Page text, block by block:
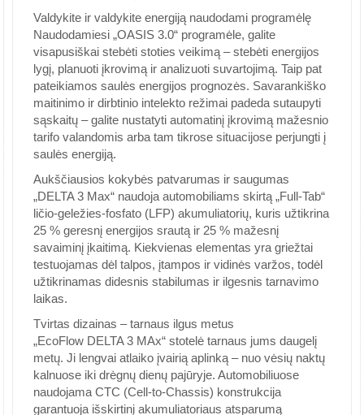
Valdykite ir valdykite energiją naudodami programėlę
Naudodamiesi „OASIS 3.0“ programėle, galite
visapusiškai stebėti stoties veikimą – stebėti energijos
lygį, planuoti įkrovimą ir analizuoti suvartojimą. Taip pat
pateikiamos saulės energijos prognozės. Savarankiško
maitinimo ir dirbtinio intelekto režimai padeda sutaupyti
sąskaitų – galite nustatyti automatinį įkrovimą mažesnio
tarifo valandomis arba tam tikrose situacijose perjungti į
saulės energiją.
Aukščiausios kokybės patvarumas ir saugumas
„DELTA 3 Max“ naudoja automobiliams skirtą „Full-Tab“
ličio-geležies-fosfato (LFP) akumuliatorių, kuris užtikrina
25 % geresnį energijos srautą ir 25 % mažesnį
savaiminį įkaitimą. Kiekvienas elementas yra griežtai
testuojamas dėl talpos, įtampos ir vidinės varžos, todėl
užtikrinamas didesnis stabilumas ir ilgesnis tarnavimo
laikas.
Tvirtas dizainas – tarnaus ilgus metus
„EcoFlow DELTA 3 MAx“ stotelė tarnaus jums daugelį
metų. Ji lengvai atlaiko įvairią aplinką – nuo vėsių naktų
kalnuose iki drėgnų dienų pajūryje. Automobiliuose
naudojama CTC (Cell-to-Chassis) konstrukcija
garantuoja išskirtinį akumuliatoriaus atsparumą